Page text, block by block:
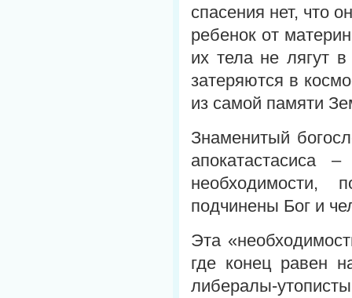
спасения нет, что
ребенок от
их тела не лягут
затеряются в
из самой памяти
Знаменитый
апокатастасиса
необходимости,
подчинены Бог и
Эта
где конец равен
либералы-